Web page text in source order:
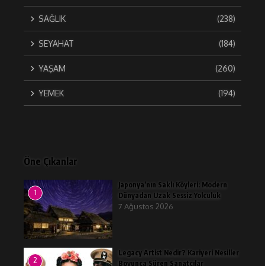
SAĞLIK (238)
SEYAHAT (184)
YAŞAM (260)
YEMEK (194)
Öne Çıkanlar
1
Japonya’nın Saklı Köyleri: Modern
Dünyadan Uzak Sessiz Yolculuk
7 Ağustos 2026
2
Legacy Artist Nedir? Kariyeri Nesiller
Boyunca Süren Sanatçılar